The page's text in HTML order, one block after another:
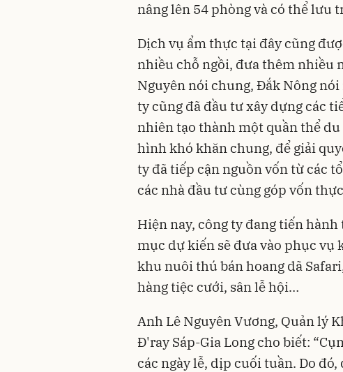
nâng lên 54 phòng và có thể lưu
Dịch vụ ẩm thực tại đây cũng
nhiều chỗ ngồi, đưa thêm nhiều
Nguyên nói chung, Đắk Nông
ty cũng đã đầu tư xây dựng các
nhiên tạo thành một quần thể
hình khó khăn chung, để giải
ty đã tiếp cận nguồn vốn từ các
các nhà đầu tư cùng góp vốn
Hiện nay, công ty đang tiến
mục dự kiến sẽ đưa vào phục
khu nuôi thú bán hoang dã
hàng tiệc cưới, sân lễ hội…
Anh Lê Nguyên Vương, Quản lý
Đ'ray Sáp-Gia Long cho biết:
các ngày lễ, dịp cuối tuần. Do